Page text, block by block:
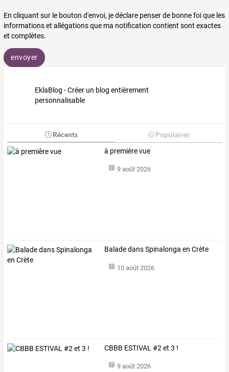
En cliquant sur le bouton d'envoi, je déclare penser de bonne foi que les
informations et allégations que ma notification contient sont exactes
et complètes.
envoyer
EklaBlog - Créer un blog entièrement
personnalisable
Récents Populaires
à première vue
9 août 2026
Balade dans Spinalonga en Crète
10 août 2026
CBBB ESTIVAL #2 et 3 !
9 août 2026